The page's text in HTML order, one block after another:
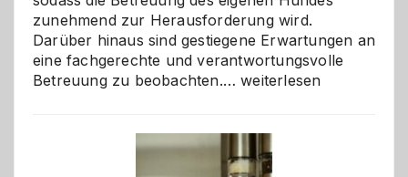
zunehmend zur Herausforderung wird.
Darüber hinaus sind gestiegene Erwartungen an
eine fachgerechte und verantwortungsvolle
Betreuung zu beobachten.…Betreuung
wann
weiterlesen